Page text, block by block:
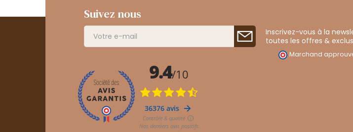
Suivez nous
Inscrivez-vous à la
toutes les offres &
Marchand